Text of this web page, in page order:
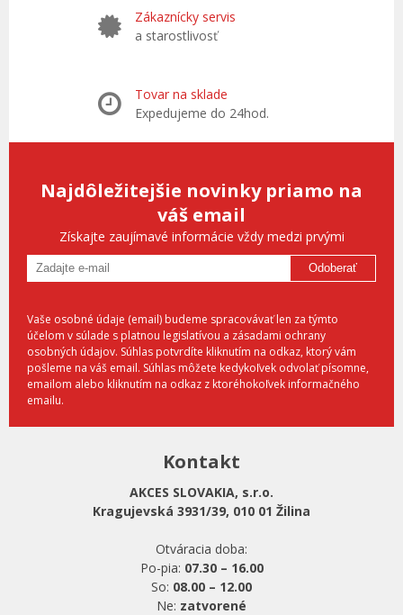
Zákaznícky servis
a starostlivosť
Tovar na sklade
Expedujeme do 24hod.
Najdôležitejšie novinky priamo na
váš email
Získajte zaujímavé informácie vždy medzi prvými
Odoberať
Vaše osobné údaje (email) budeme spracovávať len za týmto
účelom v súlade s platnou legislatívou a zásadami ochrany
osobných údajov. Súhlas potvrdíte kliknutím na odkaz, ktorý vám
pošleme na váš email. Súhlas môžete kedykoľvek odvolať písomne,
emailom alebo kliknutím na odkaz z ktoréhokoľvek informačného
emailu.
Kontakt
AKCES SLOVAKIA, s.r.o.
Kragujevská 3931/39, 010 01 Žilina
Otváracia doba:
Po-pia: 07.30 – 16.00
So: 08.00 – 12.00
Ne: zatvorené